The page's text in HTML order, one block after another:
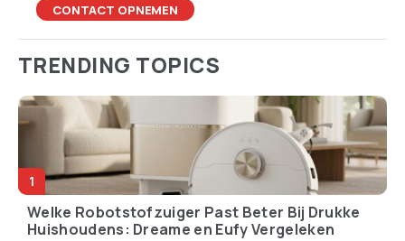
CONTACT OPNEMEN
TRENDING TOPICS
Welke Robotstofzuiger Past Beter Bij Drukke
Huishoudens: Dreame en Eufy Vergeleken